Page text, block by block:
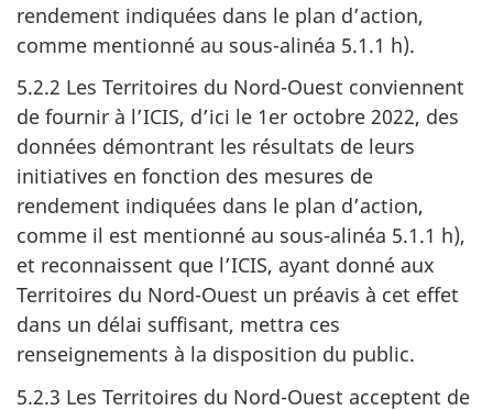
rendement indiquées dans le plan d’action,
comme mentionné au sous-alinéa 5.1.1 h).
5.2.2 Les Territoires du Nord-Ouest conviennent
de fournir à l’ICIS, d’ici le 1er octobre 2022, des
données démontrant les résultats de leurs
initiatives en fonction des mesures de
rendement indiquées dans le plan d’action,
comme il est mentionné au sous-alinéa 5.1.1 h),
et reconnaissent que l’ICIS, ayant donné aux
Territoires du Nord-Ouest un préavis à cet effet
dans un délai suffisant, mettra ces
renseignements à la disposition du public.
5.2.3 Les Territoires du Nord-Ouest acceptent de